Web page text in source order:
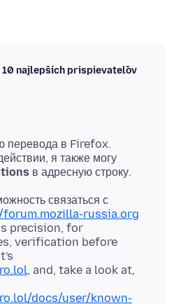
10 najlepších prispievateľov
перевода в Firefox.
я также могу
связаться с
russia.org
precision, for
verification before
, and, take a look at,
docs/user/known-